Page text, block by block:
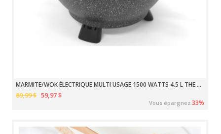
MARMITE/WOK ÉLECTRIQUE MULTI USAGE 1500 WATTS 4.5 L THE ROCK
89,99 $ 59,97 $
Vous épargnez33%